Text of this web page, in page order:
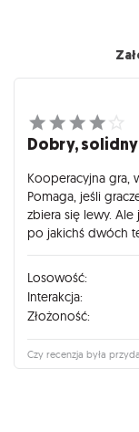
Dobry,
Kooperacyjna gra,
Pomaga, jeśli
zbiera się lewy.
po jakichś dwóch
Losowość:
Interakcja:
Złożoność:
Czy recenzja była